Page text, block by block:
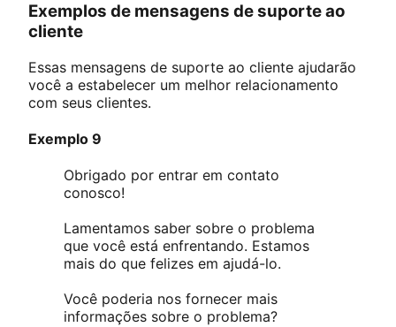
Exemplos de mensagens de suporte ao
cliente
Essas mensagens de suporte ao cliente ajudarão
você a estabelecer um melhor relacionamento
com seus clientes.
Exemplo 9
Obrigado por entrar em contato
conosco!
Lamentamos saber sobre o problema
que você está enfrentando. Estamos
mais do que felizes em ajudá-lo.
Você poderia nos fornecer mais
informações sobre o problema?